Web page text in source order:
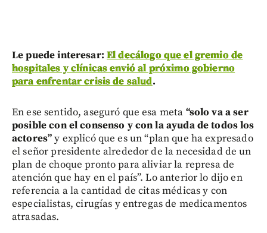
Le puede interesar: El decálogo que el gremio de
hospitales y clínicas envió al próximo gobierno
para enfrentar crisis de salud.
En ese sentido, aseguró que esa meta “solo va a ser
posible con el consenso y con la ayuda de todos los
actores”y explicó que es un “plan que ha expresado
el señor presidente alrededor de la necesidad de un
plan de choque pronto para aliviar la represa de
atención que hay en el país”. Lo anterior lo dijo en
referencia a la cantidad de citas médicas y con
especialistas, cirugías y entregas de medicamentos
atrasadas.